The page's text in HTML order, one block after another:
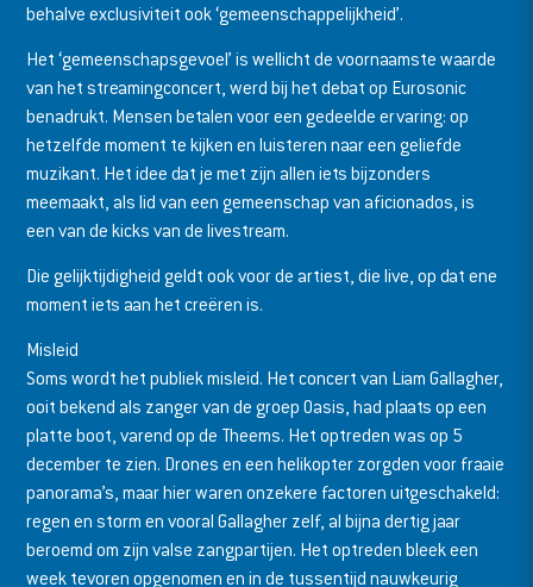
behalve exclusiviteit ook ‘gemeenschappelijkheid’.
Het ‘gemeenschapsgevoel’ is wellicht de voornaamste waarde
van het streamingconcert, werd bij het debat op Eurosonic
benadrukt. Mensen betalen voor een gedeelde ervaring: op
hetzelfde moment te kijken en luisteren naar een geliefde
muzikant. Het idee dat je met zijn allen iets bijzonders
meemaakt, als lid van een gemeenschap van aficionados, is
een van de kicks van de livestream.
Die gelijktijdigheid geldt ook voor de artiest, die live, op dat ene
moment iets aan het creëren is.
Misleid
Soms wordt het publiek misleid. Het concert van Liam Gallagher,
ooit bekend als zanger van de groep Oasis, had plaats op een
platte boot, varend op de Theems. Het optreden was op 5
december te zien. Drones en een helikopter zorgden voor fraaie
panorama’s, maar hier waren onzekere factoren uitgeschakeld:
regen en storm en vooral Gallagher zelf, al bijna dertig jaar
beroemd om zijn valse zangpartijen. Het optreden bleek een
week tevoren opgenomen en in de tussentijd nauwkeurig